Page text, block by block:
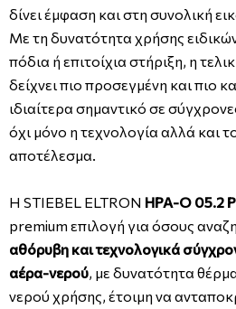
δίνει έμφαση και στη συνολική
Με τη δυνατότητα χρήσης
πόδια ή επιτοίχια στήριξη, η
δείχνει πιο προσεγμένη και πιο
ιδιαίτερα σημαντικό σε
όχι μόνο η τεχνολογία αλλά και
αποτέλεσμα.
Η STIEBEL ELTRON HPA-O 05.2
premium επιλογή για όσους
αθόρυβη και τεχνολογικά
αέρα-νερού, με δυνατότητα
νερού χρήσης, έτοιμη να